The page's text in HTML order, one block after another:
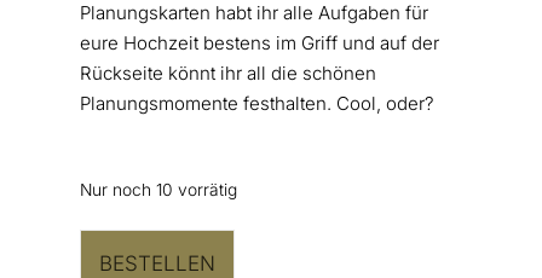
Planungskarten habt ihr alle Aufgaben für
eure Hochzeit bestens im Griff und auf der
Rückseite könnt ihr all die schönen
Planungsmomente festhalten. Cool, oder?
Nur noch 10 vorrätig
BESTELLEN